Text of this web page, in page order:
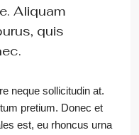
Aliquam
quis
neque sollicitudin at.
pretium. Donec et
est, eu rhoncus urna